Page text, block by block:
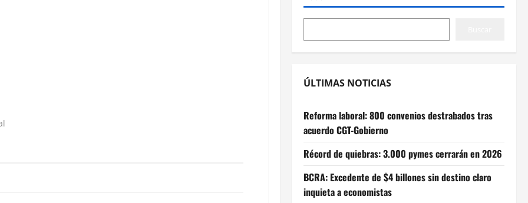
ÚLTIMAS NOTICIAS
Reforma laboral: 800 convenios destrabados tras
acuerdo CGT-Gobierno
Récord de quiebras: 3.000 pymes cerrarán en 2026
BCRA: Excedente de $4 billones sin destino claro
inquieta a economistas